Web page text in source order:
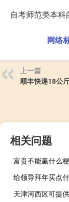
自考师范类本科
网络
上一篇
顺丰快递18公
相关问题
富贵不能赢什么梗
给领导拜年买点